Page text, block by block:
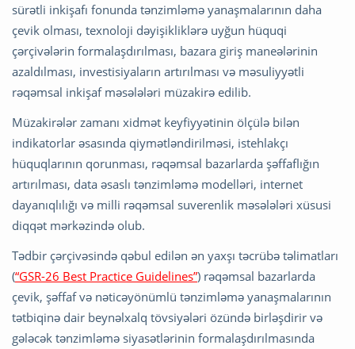
sürətli inkişafı fonunda tənzimləmə yanaşmalarının daha
çevik olması, texnoloji dəyişikliklərə uyğun hüquqi
çərçivələrin formalaşdırılması, bazara giriş maneələrinin
azaldılması, investisiyaların artırılması və məsuliyyətli
rəqəmsal inkişaf məsələləri müzakirə edilib.
Müzakirələr zamanı xidmət keyfiyyətinin ölçülə bilən
indikatorlar əsasında qiymətləndirilməsi, istehlakçı
hüquqlarının qorunması, rəqəmsal bazarlarda şəffaflığın
artırılması, data əsaslı tənzimləmə modelləri, internet
dayanıqlılığı və milli rəqəmsal suverenlik məsələləri xüsusi
diqqət mərkəzində olub.
Tədbir çərçivəsində qəbul edilən ən yaxşı təcrübə təlimatları
(“GSR-26 Best Practice Guidelines”) rəqəmsal bazarlarda
çevik, şəffaf və nəticəyönümlü tənzimləmə yanaşmalarının
tətbiqinə dair beynəlxalq tövsiyələri özündə birləşdirir və
gələcək tənzimləmə siyasətlərinin formalaşdırılmasında